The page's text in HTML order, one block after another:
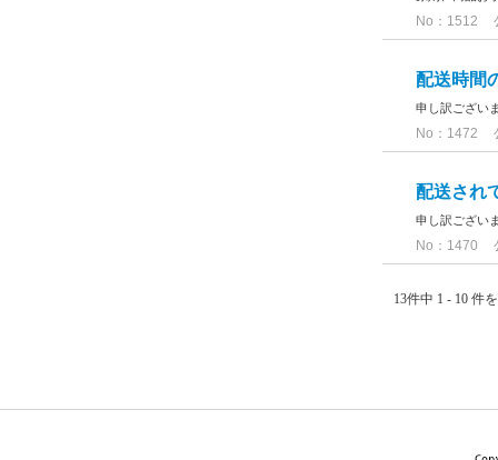
No：1512
配送時間
申し訳ござい
No：1472
配送され
申し訳ござい
No：1470
13件中 1 - 10 件